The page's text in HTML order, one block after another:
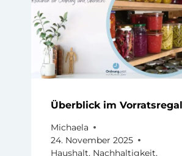
Überblick im Vorratsregal
Michaela
24. November 2025
Haushalt, Nachhaltigkeit,